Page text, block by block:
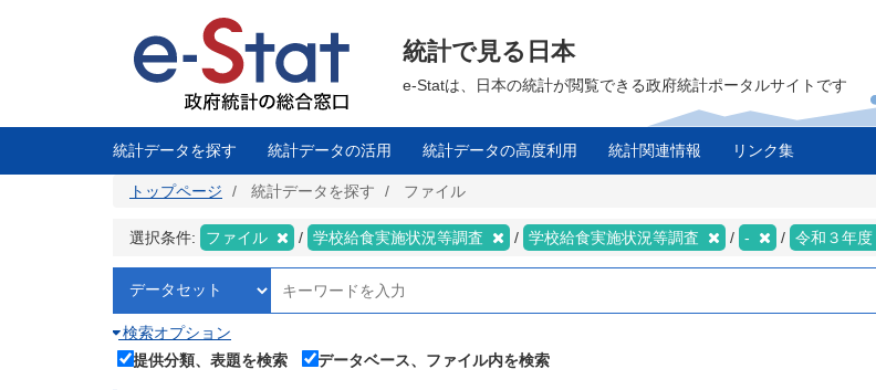
に
統計で見る日本
e-Statは、日本の統計が閲覧できる政府統計ポータルサイトです
統計データを探す 統計データの活用 統計データの高度利用 統計関連情報 リンク集
トップページ 統計データを探す ファイル
選択条件: ファイル 学校給食実施状況等調査 学校給食実施状況等調査 - 令和３年度
検索オプション
提供分類、表題を検索
データベース、ファイル内を検索